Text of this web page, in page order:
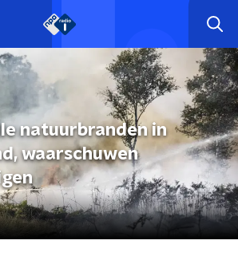
natuurbranden in
waarschuwen